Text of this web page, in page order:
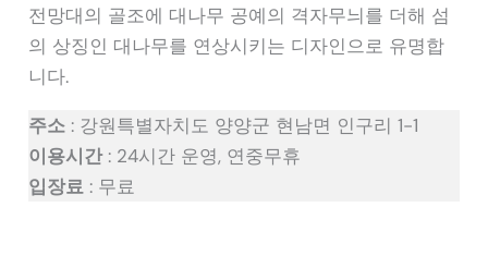
전망대의 골조에 대나무 공예의 격자무늬를 더해 섬
의 상징인 대나무를 연상시키는 디자인으로 유명합
니다.
주소 : 강원특별자치도 양양군 현남면 인구리 1-1
이용시간: 24시간 운영, 연중무휴
입장료 : 무료